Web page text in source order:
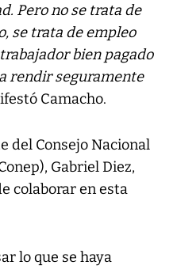
Pero no se trata de
se trata de empleo
bien pagado
rendir seguramente
Camacho.
del Consejo Nacional
Gabriel Diez,
colaborar en esta
lo que se haya